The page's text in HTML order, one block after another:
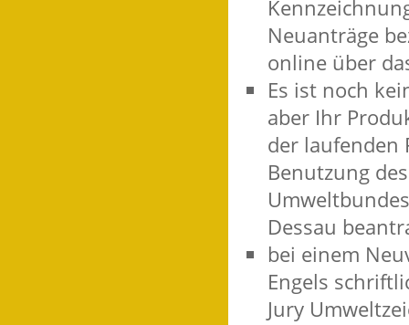
Neuanträge
online über
Es ist noch
aber Ihr
der laufenden
Benutzung
Dessau
bei einem
Engels
Jury